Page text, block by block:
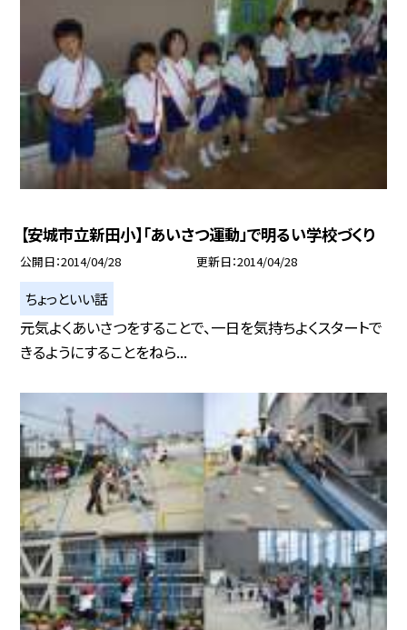
【安城市立新田小】「あいさつ運動」で明るい学校づくり
公開日 2014/04/28 更新日 2014/04/28
ちょっといい話
元気よくあいさつをすることで、一日を気持ちよくスタートで
きるようにすることをねら...